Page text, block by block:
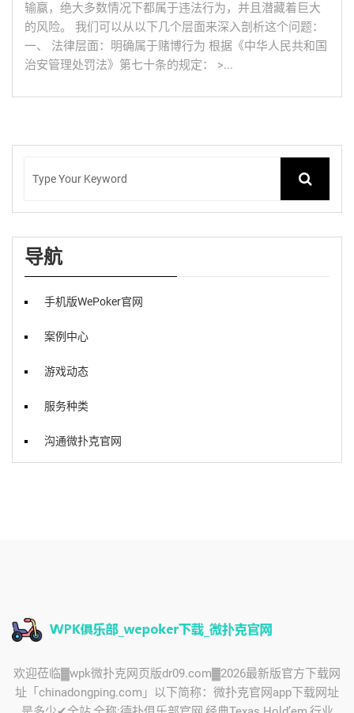
输赢，绝大多数情况下都属于违法行为，并且潜藏着巨大
的风险。 我们可以从以下几个层面来深入剖析这个问题：
一、 法律层面：明确属于赌博行为 根据《中华人民共和国
治安管理处罚法》第七十条的规定： >...
导航
手机版WePoker官网
案例中心
游戏动态
服务种类
沟通微扑克官网
欢迎莅临▓wpk微扑克网页版dr09.com▓2026最新版官方下载网
址「chinadongping.com」以下简称：微扑克官网app下载网址